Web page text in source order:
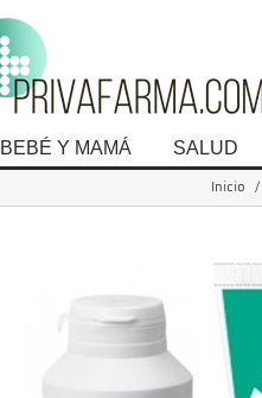
BEBÉ Y MAMÁ SALUD
Inicio /